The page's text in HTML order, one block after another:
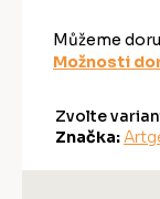
Můžeme
Možnosti
Zvolte
Značka: